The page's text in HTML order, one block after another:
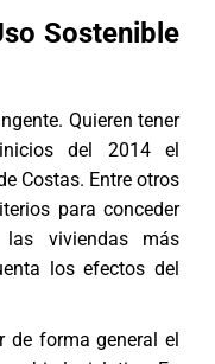
Sostenible
Quieren tener
del 2014 el
Costas. Entre otros
para conceder
las viviendas más
los efectos del
de forma general el